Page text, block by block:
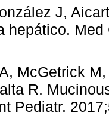
J,
hepático.
McGetrick
R.
Pediatr.